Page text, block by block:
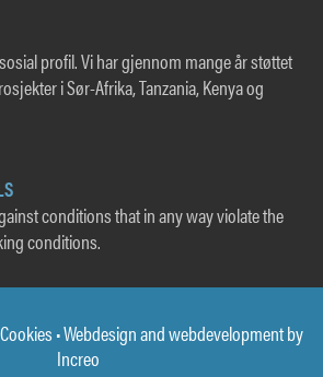
profil. Vi har gjennom mange år støttet
i Sør-Afrika, Tanzania, Kenya og
conditions that in any way violate the
conditions.
Cookies • Webdesign and webdevelopment by
Increo